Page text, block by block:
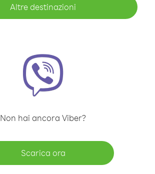
Altre destinazioni
Non hai ancora Viber?
Scarica ora